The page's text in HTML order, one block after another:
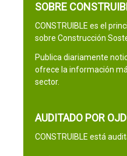
SOBRE
CONSTRUIBLE es el
sobre Construcción
Publica diariamente
ofrece la información
sector.
AUDITADO POR OJD
CONSTRUIBLE está